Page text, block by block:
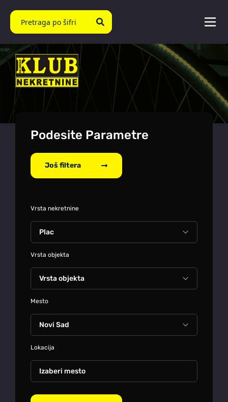
Podesite Parametre
Još filtera
Vrsta nekretnine
Vrsta objekta
Mesto
Lokacija
Izaberi mesto